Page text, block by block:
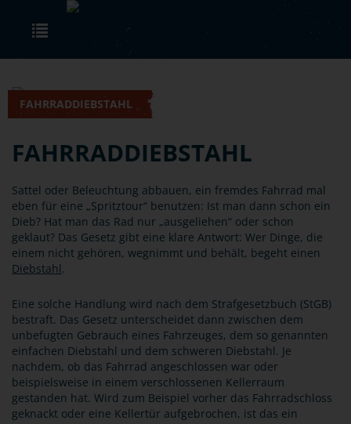
Skip to main content
FAHRRADDIEBSTAHL
FAHRRADDIEBSTAHL
Sattel oder Beleuchtung abbauen, ein fremdes Fahrrad mal
eben für eine „Spritztour“ benutzen: Ist man dann schon ein
Dieb? Hat man das Rad nur „ausgeliehen“ oder schon
geklaut? Das Gesetz gibt eine klare Antwort: Wer Dinge, die
einem nicht gehören, wegnimmt und behält, begeht einen
Diebstahl.
Eine solche Handlung wird nach dem Strafgesetzbuch (StGB)
bestraft. Das Gesetz unterscheidet dann zwischen dem
unbefugten Gebrauch eines Fahrzeuges, dem so genannten
einfachen Diebstahl und dem schweren Diebstahl. Je
nachdem, ob das Fahrrad angeschlossen war oder
beispielsweise in einem verschlossenen Kellerraum
gestanden hat. Wird zum Beispiel vorher das Fahrradschloss
geknackt oder eine Kellertür aufgebrochen, ist das ein